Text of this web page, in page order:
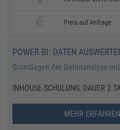
Preis auf Anfrage
POWER BI: DATEN
Grundlagen der Datenanalyse
INHOUSE-SCHULUNG, DAUER 2
MEHR